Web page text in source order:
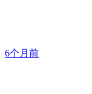
6个月前